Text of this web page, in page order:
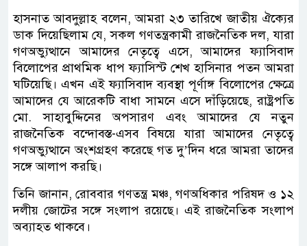
হাসনাত আবদুল্লাহ বলেন, আমরা ২৩ তারিখে জাতীয় ঐক্যের
ডাক দিয়েছিলাম যে, সকল গণতন্ত্রকামী রাজনৈতিক দল, যারা
গণঅভ্যুত্থানে আমাদের নেতৃত্বে এসে, আমাদের ফ্যাসিবাদ
বিলোপের প্রাথমিক ধাপ ফ্যাসিস্ট শেখ হাসিনার পতন আমরা
ঘটিয়েছি। এখন এই ফ্যাসিবাদ ব্যবস্থা পূর্ণাঙ্গ বিলোপের ক্ষেত্রে
আমাদের যে আরেকটি বাধা সামনে এসে দাঁড়িয়েছে, রাষ্ট্রপতি
মো. সাহাবুদ্দিনের অপসারণ এবং আমাদের যে নতুন
রাজনৈতিক বন্দোবস্ত-এসব বিষয়ে যারা আমাদের নেতৃত্বে
গণঅভ্যুত্থানে অংশগ্রহণ করেছে গত দু’দিন ধরে আমরা তাদের
সঙ্গে আলাপ করছি।
তিনি জানান, রোববার গণতন্ত্র মঞ্চ, গণঅধিকার পরিষদ ও ১২
দলীয় জোটের সঙ্গে সংলাপ রয়েছে। এই রাজনৈতিক সংলাপ
অব্যাহত থাকবে।